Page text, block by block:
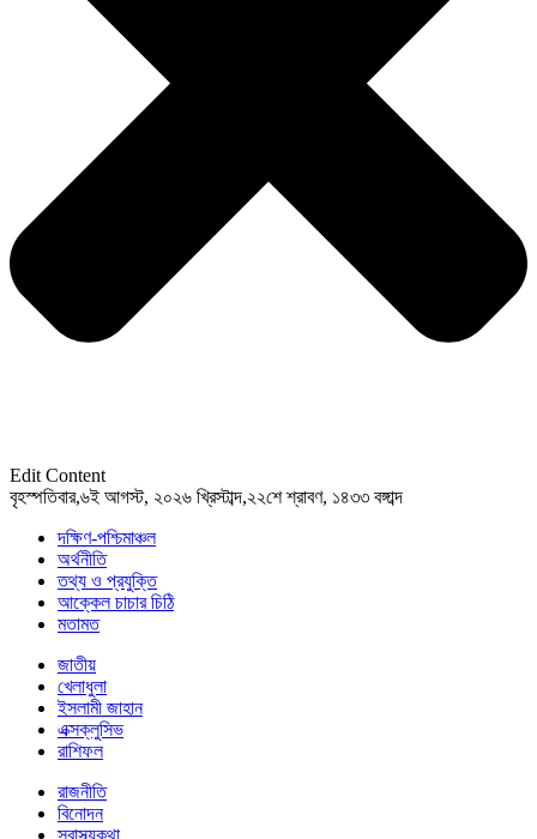
Edit Content
বৃহস্পতিবার,৬ই আগস্ট, ২০২৬ খ্রিস্টাব্দ,২২শে শ্রাবণ, ১৪৩৩ বঙ্গাব্দ
দক্ষিণ-পশ্চিমাঞ্চল
অর্থনীতি
তথ্য ও প্রযুক্তি
আক্কেল চাচার চিঠি
মতামত
জাতীয়
খেলাধুলা
ইসলামী জাহান
এক্সক্লুসিভ
রাশিফল
রাজনীতি
বিনোদন
স্বাস্থ্যকথা